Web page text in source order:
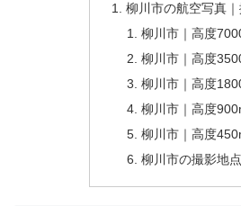
柳川市の航空写真
柳川市｜高度
柳川市｜高度
柳川市｜高度
柳川市｜高度
柳川市｜高度
柳川市の撮影地